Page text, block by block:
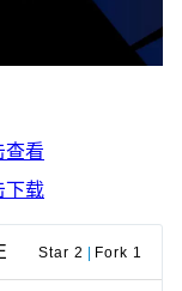
查看
下载
Star 2 Fork 1